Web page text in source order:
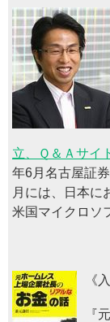
立、Ｑ＆Ａサイ
年6月名古屋証
月には、日本に
米国マイクロソ
《
『